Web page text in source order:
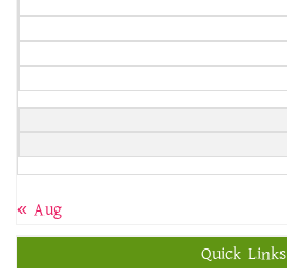
« Aug
Quick Links